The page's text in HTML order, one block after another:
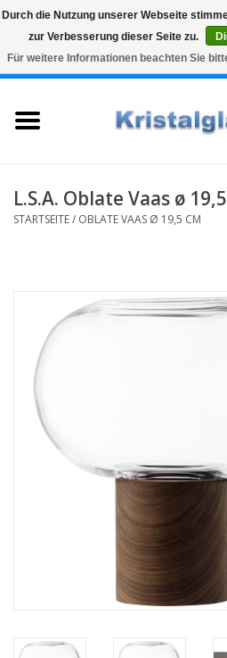
Snelle levering
Karaffen
Geschenke
Kaffee & Tee
L.S.A. Oblate Vaas ø
STARTSEITE/ OBLATE VAAS Ø 19,5 CM
Durch die Nutzung unserer Webseite
zur Verbesserung dieser Seite zu.
Für weitere Informationen beachten Sie